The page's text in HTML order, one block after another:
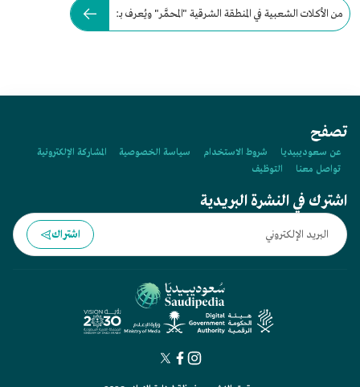
من الأكلات الشعبية في المنطقة الشرقية "المحمَّر" ويُعرف بـ:
تصفح
عن سعوديبيديا شروط الاستخدام سياسة الخصوصية
المشاركة الإلكترونية
تواصل معنا
التوظيف
اشترك في النشرة البريدية
اشتراك